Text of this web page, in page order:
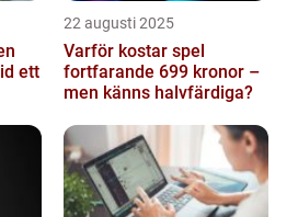
ett
22 augusti 2025
Varför kostar spel
fortfarande 699 kronor –
men känns halvfärdiga?